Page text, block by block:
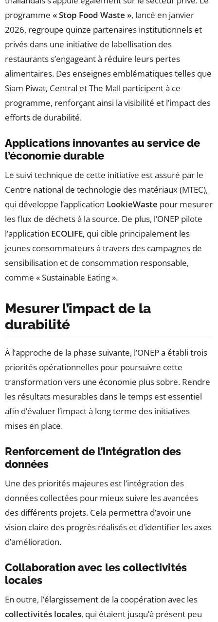
programme « Stop Food Waste », lancé en janvier
2026, regroupe quinze partenaires institutionnels et
privés dans une initiative de labellisation des
restaurants s’engageant à réduire leurs pertes
alimentaires. Des enseignes emblématiques telles que
Siam Piwat, Central et The Mall participent à ce
programme, renforçant ainsi la visibilité et l’impact des
efforts de durabilité.
Applications innovantes au service de
l’économie durable
Le suivi technique de cette initiative est assuré par le
Centre national de technologie des matériaux (MTEC),
qui développe l’application LookieWaste pour mesurer
les flux de déchets à la source. De plus, l’ONEP pilote
l’application ECOLIFE, qui cible principalement les
jeunes consommateurs à travers des campagnes de
sensibilisation et de consommation responsable,
comme « Sustainable Eating ».
Mesurer l’impact de la
durabilité
À l’approche de la phase suivante, l’ONEP a établi trois
priorités opérationnelles pour poursuivre cette
transformation vers une économie plus sobre. Rendre
les résultats mesurables dans le temps est essentiel
afin d’évaluer l’impact à long terme des initiatives
mises en place.
Renforcement de l’intégration des
données
Une des priorités majeures est l’intégration des
données collectées pour mieux suivre les avancées
des différents projets. Cela permettra d’avoir une
vision claire des progrès réalisés et d’identifier les axes
d’amélioration.
Collaboration avec les collectivités
locales
En outre, l’élargissement de la coopération avec les
collectivités locales, qui étaient jusqu’à présent peu